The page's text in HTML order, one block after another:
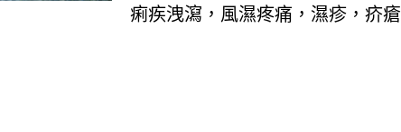
痢疾洩瀉，風濕疼痛，濕疹，疥瘡